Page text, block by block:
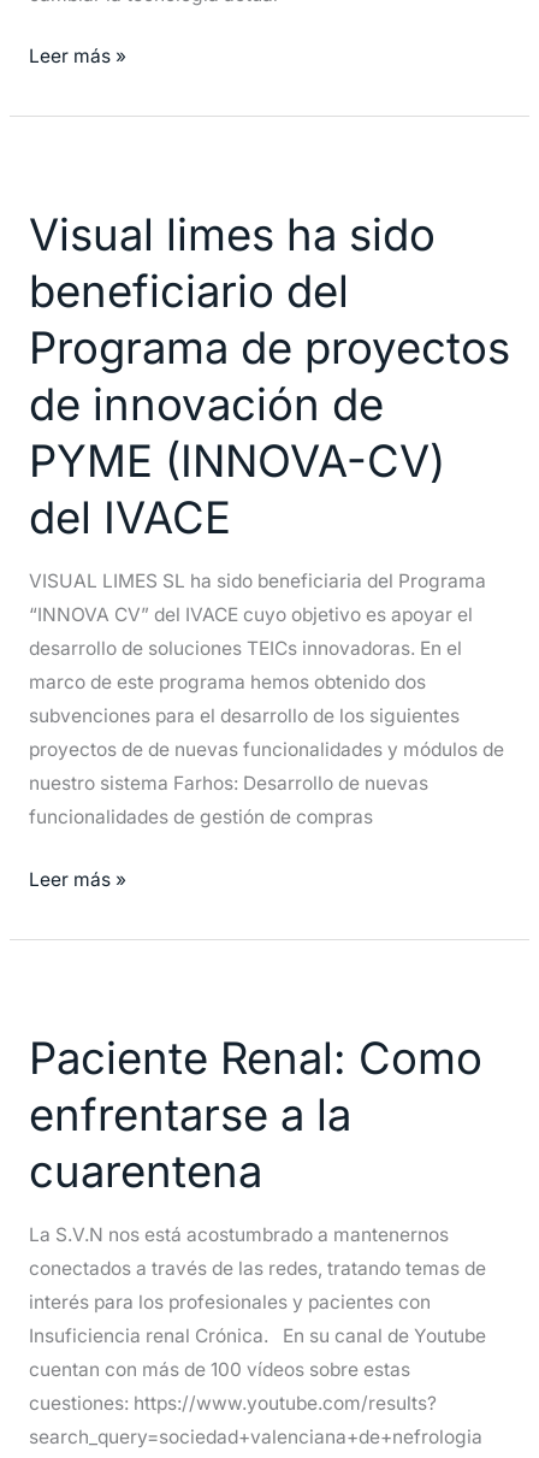
Leer más »
Visual limes ha sido
beneficiario del
Programa de proyectos
de innovación de
PYME (INNOVA-CV)
del IVACE
VISUAL LIMES SL ha sido beneficiaria del Programa
“INNOVA CV” del IVACE cuyo objetivo es apoyar el
desarrollo de soluciones TEICs innovadoras. En el
marco de este programa hemos obtenido dos
subvenciones para el desarrollo de los siguientes
proyectos de de nuevas funcionalidades y módulos de
nuestro sistema Farhos: Desarrollo de nuevas
funcionalidades de gestión de compras
ha
beneficiario
del
Programa
de
de
innovación
de
Leer más »
Paciente Renal: Como
enfrentarse a la
cuarentena
La S.V.N nos está acostumbrado a mantenernos
conectados a través de las redes, tratando temas de
interés para los profesionales y pacientes con
Insuficiencia renal Crónica. En su canal de Youtube
cuentan con más de 100 vídeos sobre estas
cuestiones: https://www.youtube.com/results?
search_query=sociedad+valenciana+de+nefrologia
Como
a
cuarentena